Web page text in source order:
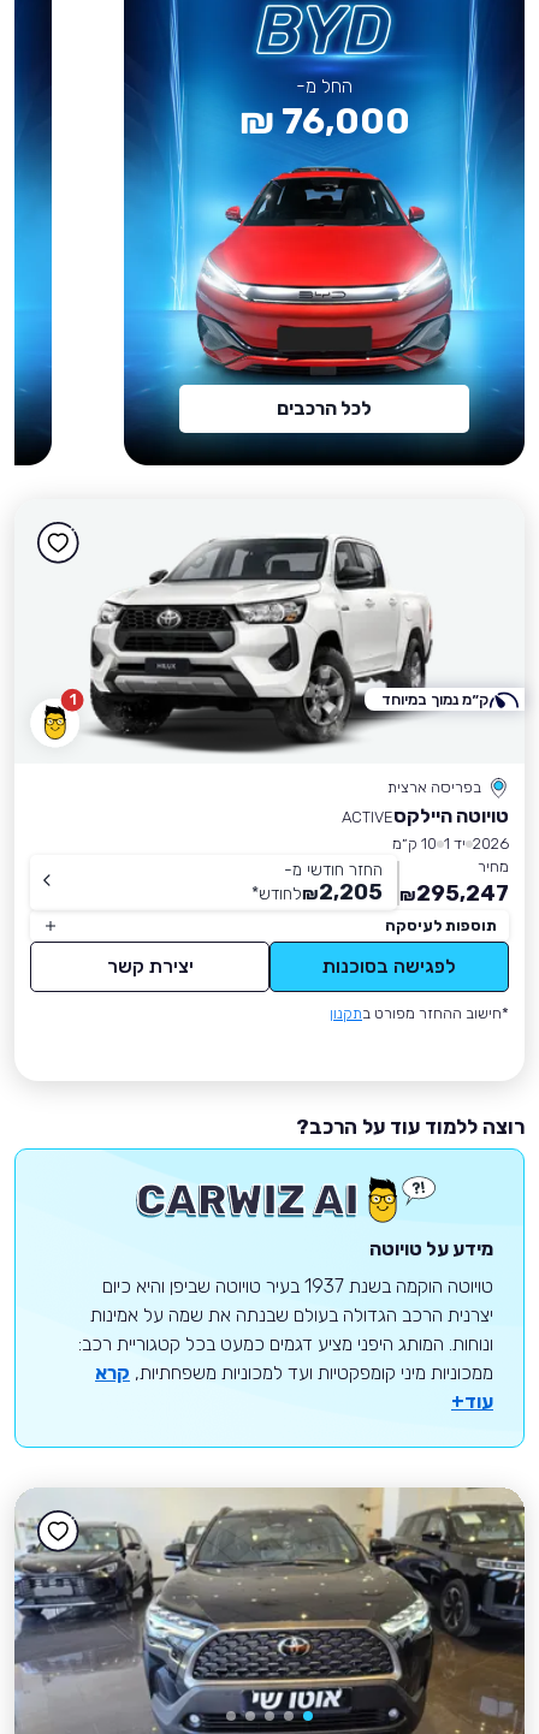
החל מ-
76,000 ₪
לכל הרכבים
1
בפריסה ארצית
טויוטה היילקסACTIVE
2026 יד 1
10 ק״מ
מחיר
295,247
₪
החזר חודשי מ-
2,205
₪לחודש*
תוספות לעיסקה
לפגישה בסוכנות יצירת קשר
*חישוב ההחזר מפורט בתקנון
ק״מ נמוך במיוחד
רוצה ללמוד עוד על הרכב?
מידע על טויוטה
טויוטה הוקמה בשנת 1937 בעיר טויוטה שביפן והיא כיום
יצרנית הרכב הגדולה בעולם שבנתה את שמה על אמינות
ונוחות. המותג היפני מציע דגמים כמעט בכל קטגוריית רכב:
ממכוניות מיני קומפקטיות ועד למכוניות משפחתיות, קרא
עוד+